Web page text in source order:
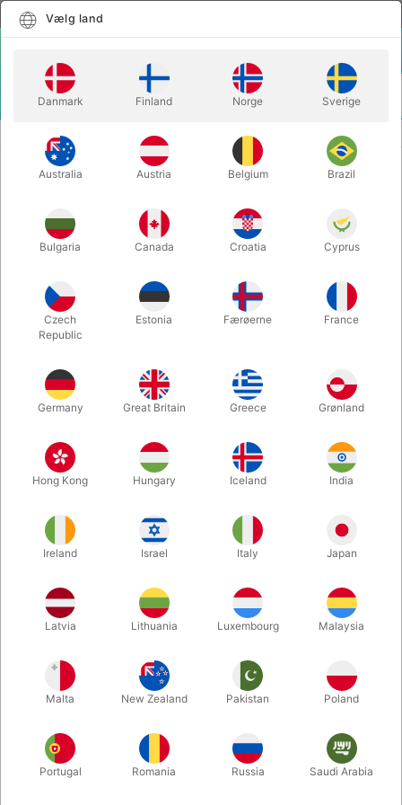
MØNTTRICKS N13 SELF-SPINNING SYSTEM - N2G
N13 SELF-SPINNING SYSTEM -
N2G
Varenummer: 6761STANDARD
Forstør
DKK 695,00/ stkinkl. moms
variant:
Vælg land
Danmark Finland Norge Sverige
Australia Austria Belgium Brazil
Bulgaria Canada Croatia Cyprus
Czech
Republic
Estonia Færøerne France
Germany Great Britain Greece Grønland
Hong Kong Hungary Iceland India
Ireland Israel Italy Japan
Latvia Lithuania Luxembourg Malaysia
Malta New Zealand Pakistan Poland
Portugal Romania Russia Saudi Arabia